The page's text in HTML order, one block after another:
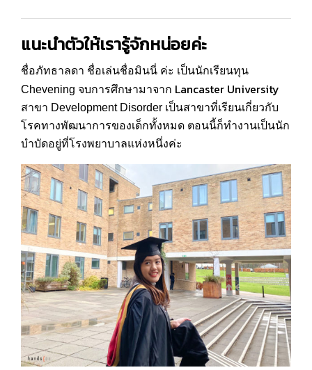
แนะนำตัวให้เรารู้จักหน่อยค่ะ
ชื่อภัทธาลดา ชื่อเล่นชื่อมินนี่ ค่ะ เป็นนักเรียนทุน
Chevening จบการศึกษามาจาก Lancaster University
สาขา Development Disorder เป็นสาขาที่เรียนเกี่ยวกับ
โรคทางพัฒนาการของเด็กทั้งหมด ตอนนี้ก็ทำงานเป็นนัก
บำบัดอยู่ที่โรงพยาบาลแห่งหนึ่งค่ะ